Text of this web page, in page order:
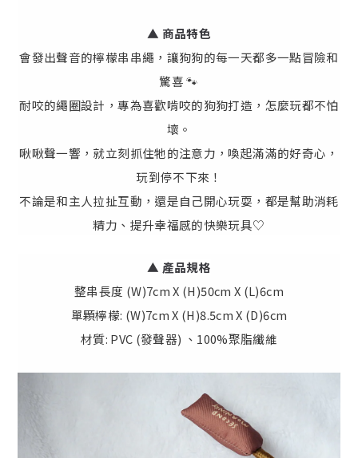
▲ 商品特色
會發出聲音的檸檬串串繩，讓狗狗的每一天都多一點冒險和
驚喜 🐾
耐咬的繩圈設計，專為喜歡啃咬的狗狗打造，怎麼玩都不怕
壞。
啾啾聲一響，就立刻抓住牠的注意力，喚起滿滿的好奇心，
玩到停不下來！
不論是和主人拉扯互動，還是自己開心玩耍，都是幫助消耗
精力、提升幸福感的快樂玩具♡
▲ 產品規格
整串長度 (W)7cm X (H)50cm X (L)6cm
單顆檸檬: (W)7cm X (H)8.5cm X (D)6cm
材質: PVC (發聲器) 、100%聚脂纖維